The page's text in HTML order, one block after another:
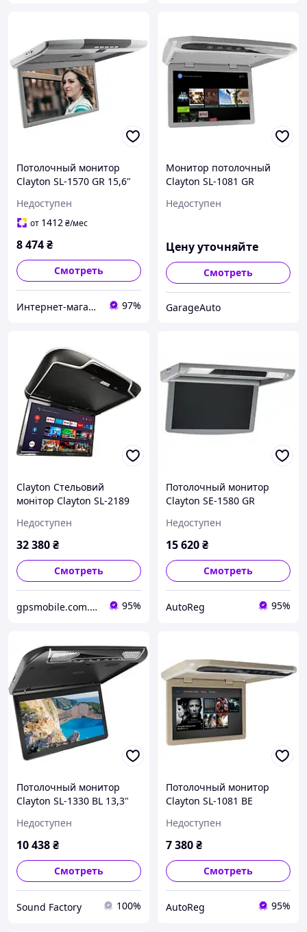
Потолочный монитор
Clayton SL-1570 GR 15,6"
Недоступен
от 1412₴/мес
8 474₴
Смотреть
Интернет-магазин "Автоконтинент" 97%
Монитор потолочный
Clayton SL-1081 GR
Недоступен
Цену уточняйте
Смотреть
GarageAuto
Clayton Стельовий
монітор Clayton SL-2189
Недоступен
32 380₴
Смотреть
gpsmobile.com.ua 95%
Потолочный монитор
Clayton SE-1580 GR
Недоступен
15 620₴
Смотреть
AutoReg 95%
Потолочный монитор
Clayton SL-1330 BL 13,3"
Недоступен
10 438₴
Смотреть
Sound Factory 100%
Потолочный монитор
Clayton SL-1081 BE
Недоступен
7 380₴
Смотреть
AutoReg 95%